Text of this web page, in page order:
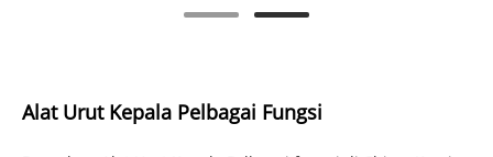
Alat Urut Kepala Pelbagai Fungsi